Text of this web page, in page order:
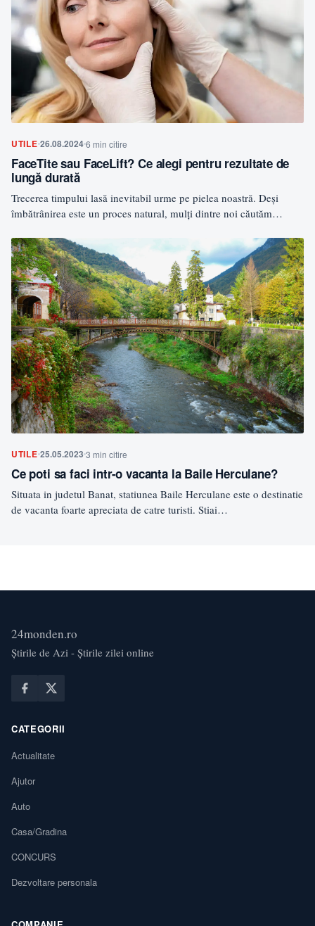
UTILE 26.08.20246 min citire
FaceTite sau FaceLift? Ce alegi pentru rezultate de
lungă durată
Trecerea timpului lasă inevitabil urme pe pielea noastră. Deși
îmbătrânirea este un proces natural, mulți dintre noi căutăm…
UTILE 25.05.2023 3 min citire
Ce poti sa faci intr-o vacanta la Baile Herculane?
Situata in judetul Banat, statiunea Baile Herculane este o destinatie
de vacanta foarte apreciata de catre turisti. Stiai…
24monden.ro
Știrile de Azi - Știrile zilei online
CATEGORII
Actualitate
Ajutor
Auto
Casa/Gradina
CONCURS
Dezvoltare personala